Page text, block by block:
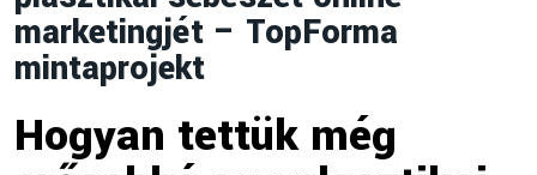
Eszközök & Automatizálás
Social Media & Influencer
Marketing Képzés & Tippek
marketingjét – TopForma
mintaprojekt
Hogyan tettük még